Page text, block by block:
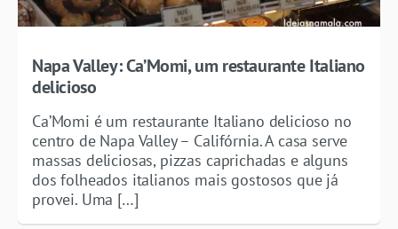
Napa Valley: Ca’Momi, um restaurante Italiano
delicioso
Ca’Momi é um restaurante Italiano delicioso no
centro de Napa Valley – Califórnia. A casa serve
massas deliciosas, pizzas caprichadas e alguns
dos folheados italianos mais gostosos que já
provei. Uma […]